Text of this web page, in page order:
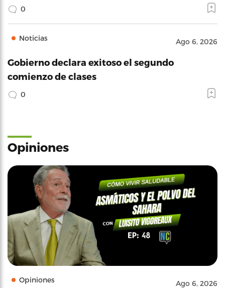
0
Noticias Ago 6, 2026
Gobierno declara exitoso el segundo
comienzo de clases
0
Opiniones
Opiniones Ago 6, 2026